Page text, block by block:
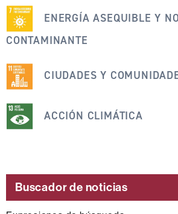
engloba
dentro
de
los
siguientes
ENERGÍA ASEQUIBLE Y
CONTAMINANTE
CIUDADES Y
ACCIÓN CLIMÁTICA
Buscador de noticias